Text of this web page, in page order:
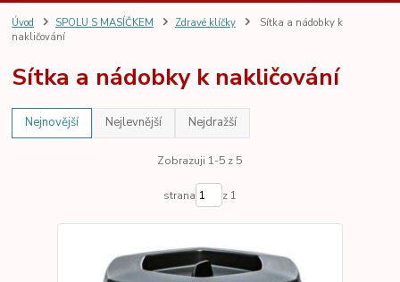
Úvod SPOLU S MASÍČKEM Zdravé klíčky
Sítka a nádobky k
nakličování
Sítka a nádobky k nakličování
Nejnovější Nejlevnější Nejdražší
Zobrazuji 1-5 z 5
strana z 1